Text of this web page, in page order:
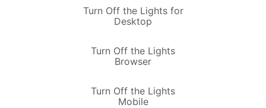
Turn Off the Lights for
Desktop
Turn Off the Lights
Browser
Turn Off the Lights
Mobile